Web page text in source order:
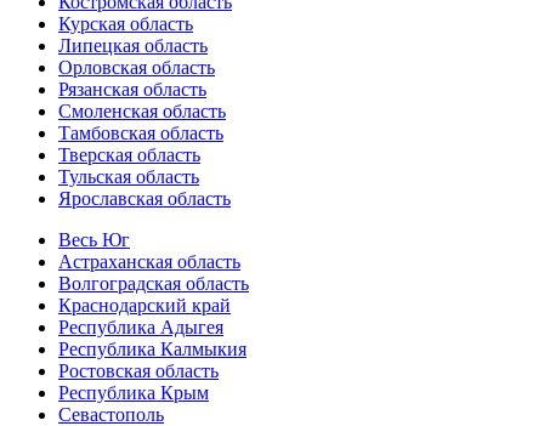
Курская область
Липецкая область
Орловская область
Рязанская область
Смоленская область
Тамбовская область
Тверская область
Тульская область
Ярославская область
Весь Юг
Астраханская область
Волгоградская область
Краснодарский край
Республика Адыгея
Республика Калмыкия
Ростовская область
Республика Крым
Севастополь